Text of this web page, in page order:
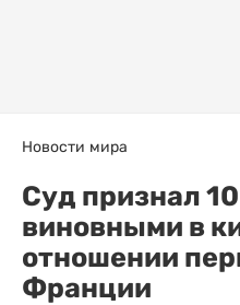
Новости мира
Суд признал
виновными в
отношении
Франции